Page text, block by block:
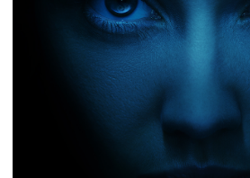
humanoides con conciencia
prototipo híbrido, llamado
etapa en la carrera por
Tras la colisión de la nave
Yutani con Prodigy City,
enfrentan a formas de vida
aterradoras de lo que nadie